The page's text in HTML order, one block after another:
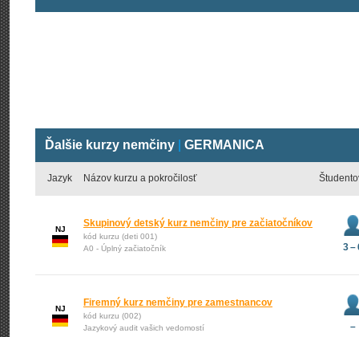
Ďalšie kurzy nemčiny GERMANICA
Jazyk Názov kurzu a pokročilosť
NJ
Skupinový detský kurz nemčiny pre začiatočníkov
kód kurzu (deti 001)
A0 - Úplný začiatočník
3 –
NJ
Firemný kurz nemčiny pre zamestnancov
kód kurzu (002)
Jazykový audit vašich vedomostí
–